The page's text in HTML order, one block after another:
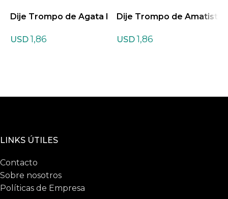
Dije Trompo de Agata I
USD 1,86
Dije Trompo de Amatist
USD 1,86
LINKS ÚTILES
Contacto
Sobre nosotros
Políticas de Empresa